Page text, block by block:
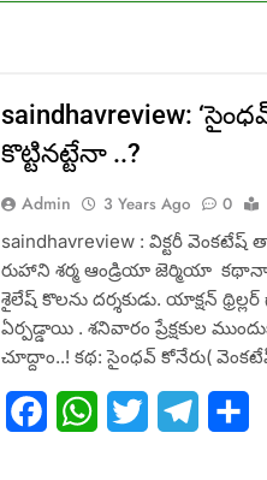
saindhavreview:
కొట్టినట్టేనా ..?
Admin 3 Years Ago 0
saindhavreview : విక్టరీ వెంకటేష్
రుహాని శర్మ ఆండ్రియా జెర్మియా
శైలేష్ కొలను దర్శకుడు. యాక్షన్
ఏర్పడ్డాయి . శనివారం ప్రేక్షకుల
చూద్దాం..! కథ: సైంధవ్ కోనేరు(
FacebookWhatsApp
Twitter